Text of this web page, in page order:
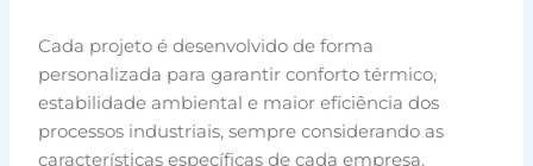
Cada projeto é desenvolvido de forma
personalizada para garantir conforto térmico,
estabilidade ambiental e maior eficiência dos
processos industriais, sempre considerando as
características específicas de cada empresa.